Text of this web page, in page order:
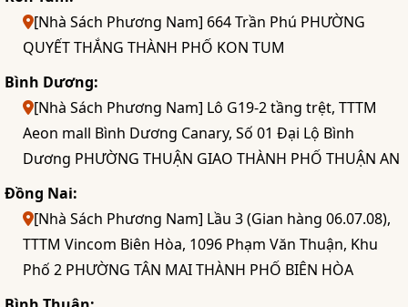
[Nhà Sách Phương Nam] 664 Trần Phú PHƯỜNG
QUYẾT THẮNG THÀNH PHỐ KON TUM
Bình Dương:
[Nhà Sách Phương Nam] Lô G19-2 tầng trệt, TTTM
Aeon mall Bình Dương Canary, Số 01 Đại Lộ Bình
Dương PHƯỜNG THUẬN GIAO THÀNH PHỐ THUẬN AN
Đồng Nai:
[Nhà Sách Phương Nam] Lầu 3 (Gian hàng 06.07.08),
TTTM Vincom Biên Hòa, 1096 Phạm Văn Thuận, Khu
Phố 2 PHƯỜNG TÂN MAI THÀNH PHỐ BIÊN HÒA